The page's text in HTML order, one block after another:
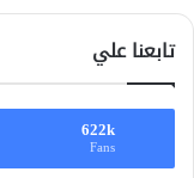
تابعنا علي
622k
Fans